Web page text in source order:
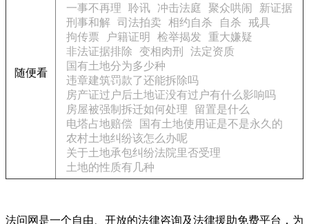
随便看
一事不再理
聆讯 冲击法庭 聚众哄闹
新证据
刑事和解 司法拍卖 相约自杀 自杀
戒具
拘传票
户籍证明 检举揭发
重大嫌疑
非法证据排除
变相肉刑
法定资质
国有土地分为多少种
违章建筑罚款了还能拆除吗
房产证过户后土地证没有过户有什么影响吗
房屋被强制拆迁如何处理
留置是什么
电塔占地赔偿
国有土地使用证是不是永久的
农村土地纠纷该怎么办呢
关于土地承包纠纷法院里否受理
土地的性质有几种
法问网是一个自由、开放的法律咨询及法律援助免费平台，为